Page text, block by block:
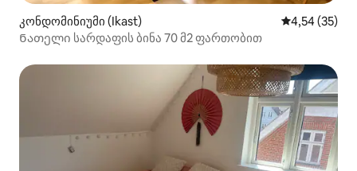
კონდომინიუმი (Ikast) საშუალო
4,54 (35)
Ნათელი სარდაფის ბინა 70 მ2 ფართობით